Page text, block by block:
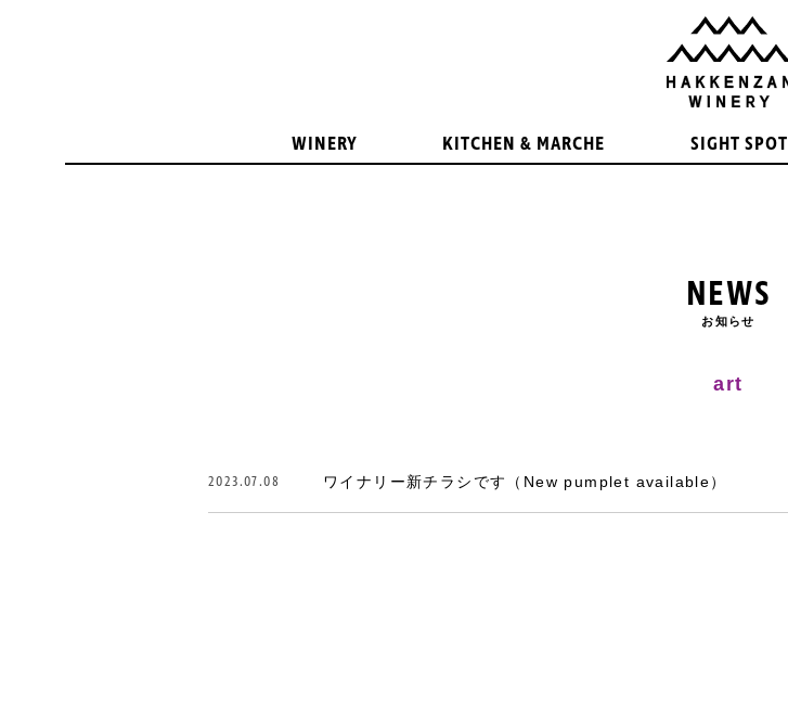
WINERY KITCHEN & MARCHE SIGHT SPOT
NEWS
お知らせ
art
2023.07.08 ワイナリー新チラシです（New pumplet available）